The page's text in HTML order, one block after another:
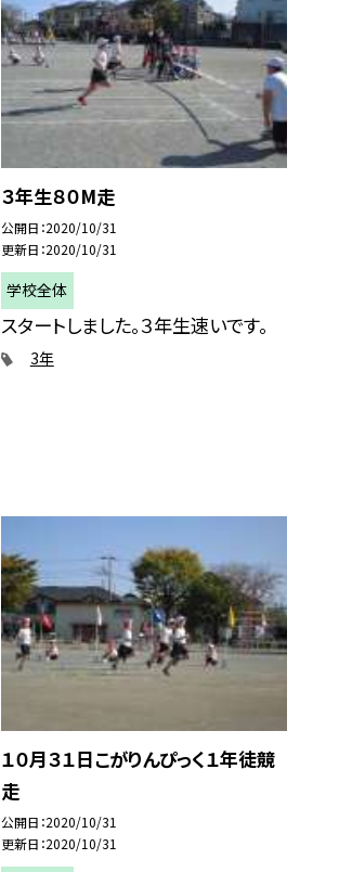
３年生８０M走
公開日 2020/10/31
更新日 2020/10/31
学校全体
スタートしました。３年生速いです。
3年
１０月３１日こがりんぴっく１年徒競
走
公開日 2020/10/31
更新日 2020/10/31